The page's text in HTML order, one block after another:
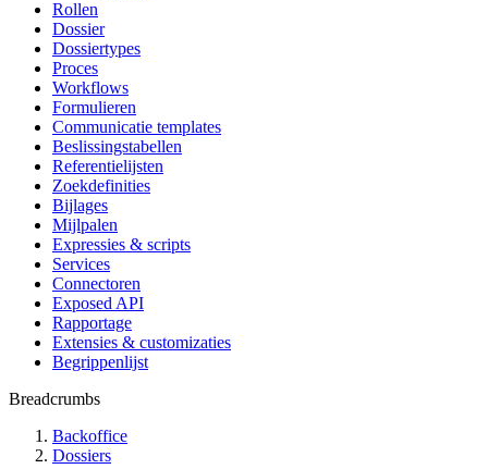
Rollen
Dossier
Dossiertypes
Proces
Workflows
Formulieren
Communicatie templates
Beslissingstabellen
Referentielijsten
Zoekdefinities
Bijlages
Mijlpalen
Expressies & scripts
Services
Connectoren
Exposed API
Rapportage
Extensies & customizaties
Begrippenlijst
Breadcrumbs
Backoffice
Dossiers